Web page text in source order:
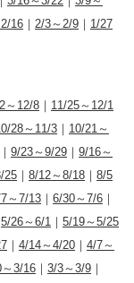
16 ｜ 2/3～2/9 ｜ 1/27
～12/8 ｜ 11/25～12/1
28～11/3 ｜ 10/21～
｜ 9/23～9/29 ｜ 9/16～
25 ｜ 8/12～8/18 ｜ 8/5
～7/13 ｜ 6/30～7/6 ｜
5/26～6/1 ｜ 5/19～5/25
｜ 4/14～4/20 ｜ 4/7～
3/16 ｜ 3/3～3/9 ｜